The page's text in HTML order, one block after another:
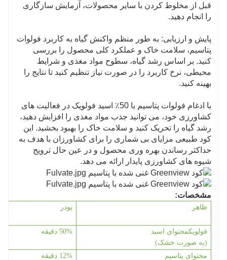
قبل از مخلوط کردن با سایر محصولات، آزمایش سازگاری
را انجام دهید.
پایش و ارزیابی: به طور منظم واکنش گیاه به کاربرد فولوات
پتاسیم، سلامت خاک و عملکرد کلی محصول را بررسی
کنید. بر اساس رشد گیاه، سطوح مواد مغذی و شرایط
محیطی، نرخ کاربرد را در صورت نیاز تنظیم کنید تا نتایج را
بهینه کنید.
با ادغام فولوات پتاسیم با 50٪ اسید فولویک در فعالیت های
کشاورزی خود، می توانید جذب مواد مغذی را افزایش دهید،
رشد گیاه را تحریک کنید و سلامت خاک را بهبود بخشید. این
کود طبیعی مزایای بی شماری را برای کشاورزان با هدف به
حداکثر رساندن بهره وری محصول و در عین حال ترویج
شیوه های کشاورزی پایدار ارائه می دهد.
مشخصات:
ظاهر پودر
فولویکمحتوای اسید
(به صورت خشک)
50% دقیقه
محتوای پتاسیم 12% دقیقه